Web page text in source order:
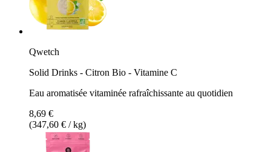
Qwetch
Solid Drinks - Citron Bio - Vitamine C
Eau aromatisée vitaminée rafraîchissante au quotidien
8,69 €
(347,60 € / kg)